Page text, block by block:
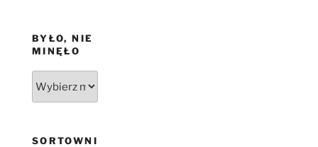
BYŁO, NIE
MINĘŁO
SORTOWNI